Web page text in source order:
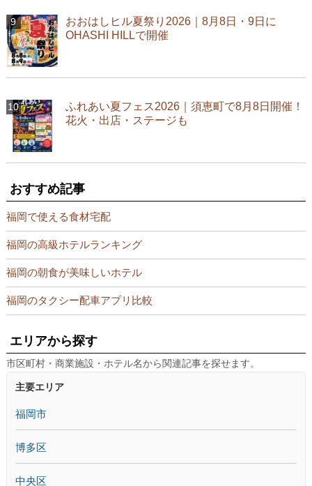
おおはしヒル夏祭り2026｜8月8日・9日に
OHASHI HILLで開催
ふれあい夏フェス2026｜須恵町で8月8日開催！
花火・出店・ステージも
おすすめ記事
福岡で使える食材宅配
福岡の高級ホテルランキング
福岡の朝食が美味しいホテル
福岡のタクシー配車アプリ比較
エリアから探す
市区町村・商業施設・ホテル名から関連記事を探せます。
主要エリア
福岡市
博多区
中央区